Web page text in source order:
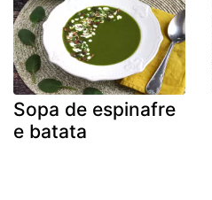
Sopa de espinafre
e batata